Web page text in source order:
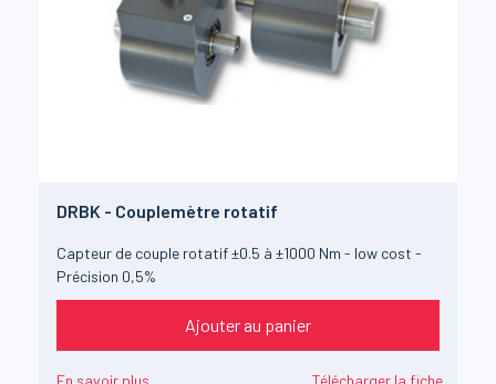
DRBK - Couplemètre rotatif
Capteur de couple rotatif ±0.5 à ±1000 Nm - low cost -
Précision 0,5%
Ajouter au panier